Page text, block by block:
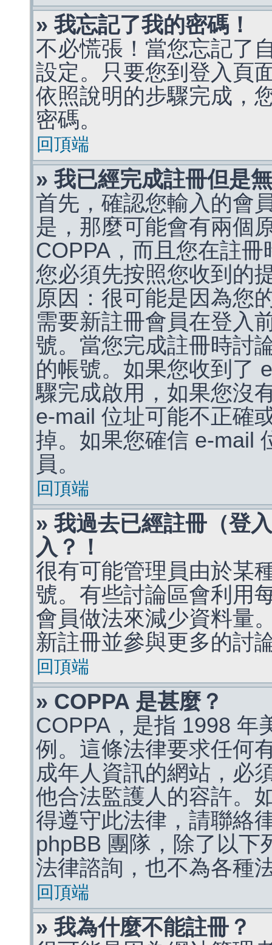
» 我忘記了我的密碼！
不必慌張！當您忘記了
設定。只要您到登入頁
依照說明的步驟完成，
密碼。
回頂端
» 我已經完成註冊但是
首先，確認您輸入的會
是，那麼可能會有兩個
COPPA，而且您在註
您必須先按照您收到的
原因：很可能是因為您
需要新註冊會員在登入
號。當您完成註冊時討
的帳號。如果您收到了
驟完成啟用，如果您沒
e-mail 位址可能不正確
掉。如果您確信 e-mail
員。
回頂端
» 我過去已經註冊（登
入？！
很有可能管理員由於某
號。有些討論區會利用
會員做法來減少資料量
新註冊並參與更多的討
回頂端
» COPPA 是甚麼？
COPPA，是指 1998 年
例。這條法律要求任何
成年人資訊的網站，必
他合法監護人的容許。
得遵守此法律，請聯絡
phpBB 團隊，除了以下
法律諮詢，也不為各種
回頂端
» 我為什麼不能註冊？